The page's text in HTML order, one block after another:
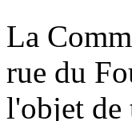
La
rue du
l'objet de